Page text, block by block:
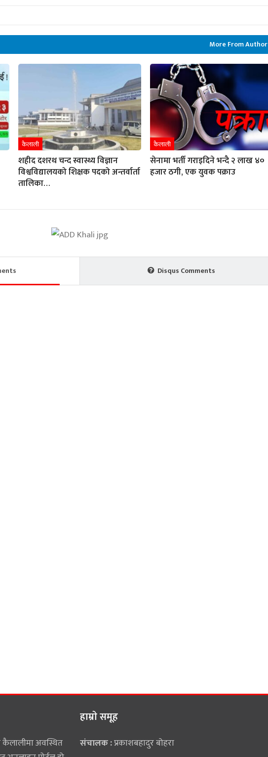
More From Author
कैलाली
शहीद दशरथ चन्द स्वास्थ्य विज्ञान
विश्वविद्यालयको शिक्षक पदको अन्तर्वार्ता
तालिका…
कैलाली
सेनामा भर्ती गराइदिने भन्दै २ लाख ४०
हजार ठगी, एक युवक पक्राउ
Disqus Comments
कैलालीमा अवस्थित
हाम्राे समूह
संचालक :प्रकाशबहादुर बोहरा